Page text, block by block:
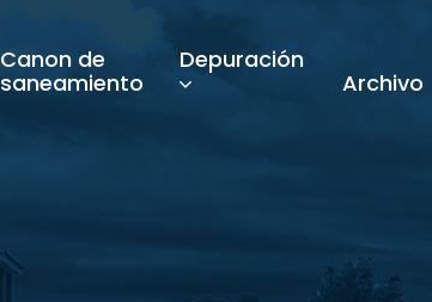
Canon de
saneamiento
Depuración
Archivo